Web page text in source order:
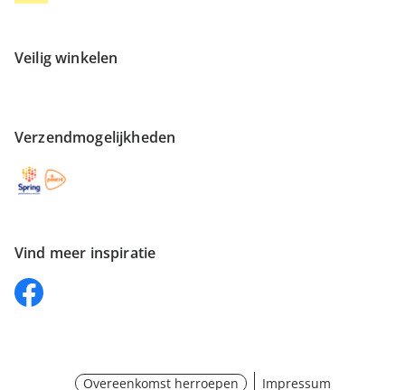
Veilig winkelen
Verzendmogelijkheden
Vind meer inspiratie
Overeenkomst herroepen Impressum